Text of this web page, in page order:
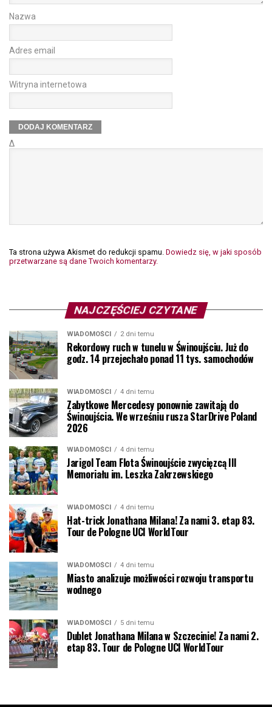
Nazwa
Adres email
Witryna internetowa
Δ
Ta strona używa Akismet do redukcji spamu. Dowiedz się, w jaki sposób
przetwarzane są dane Twoich komentarzy.
NAJCZĘŚCIEJ CZYTANE
WIADOMOŚCI 2 dni temu
Rekordowy ruch w tunelu w Świnoujściu. Już do
godz. 14 przejechało ponad 11 tys. samochodów
WIADOMOŚCI 4 dni temu
Zabytkowe Mercedesy ponownie zawitają do
Świnoujścia. We wrześniu rusza StarDrive Poland
2026
WIADOMOŚCI 4 dni temu
Jarigol Team Flota Świnoujście zwycięzcą III
Memoriału im. Leszka Zakrzewskiego
WIADOMOŚCI 4 dni temu
Hat-trick Jonathana Milana! Za nami 3. etap 83.
Tour de Pologne UCI WorldTour
WIADOMOŚCI 4 dni temu
Miasto analizuje możliwości rozwoju transportu
wodnego
WIADOMOŚCI 5 dni temu
Dublet Jonathana Milana w Szczecinie! Za nami 2.
etap 83. Tour de Pologne UCI WorldTour